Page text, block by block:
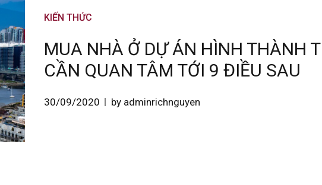
KIẾN THỨC
MUA NHÀ Ở DỰ ÁN HÌNH THÀNH
CẦN QUAN TÂM TỚI 9 ĐIỀU SAU
30/09/2020 by adminrichnguyen